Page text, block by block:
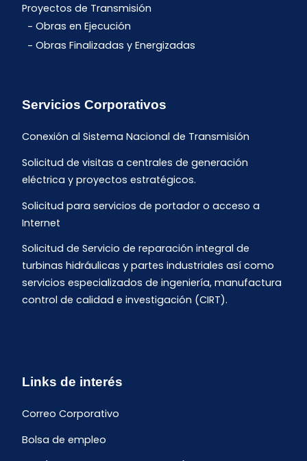
Proyectos de Transmisión
Obras en Ejecución
Obras Finalizadas y Energizadas
Servicios Corporativos
Conexión al Sistema Nacional de Transmisión
Solicitud de visitas a centrales de generación
eléctrica y proyectos estratégicos.
Solicitud para servicios de portador o acceso a
Internet
Solicitud de Servicio de reparación integral de
turbinas hidráulicas y partes industriales así como
servicios especializados de ingeniería, manufactura
control de calidad e investigación (CIRT).
Links de interés
Correo Corporativo
Bolsa de empleo